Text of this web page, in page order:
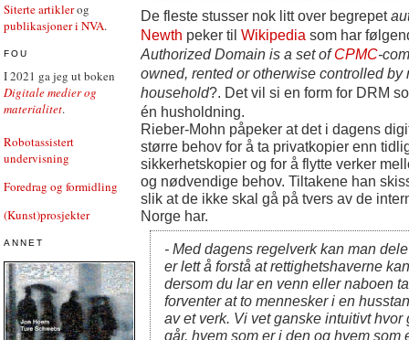
Siterte artiklerog
publikasjoner i NVA.
FOU
I 2021 ga jeg ut boken
Digitale medier og
materialitet.
Robotassistert
undervisning
Foredrag og formidling
(Kunst)prosjekter
ANNET
De fleste stusser nok litt over begrepet
Newth peker til Wikipedia som har
Authorized Domain is a set ofCPMC-
owned, rented or otherwise controlled by
household?. Det vil si en form for DRM
én husholdning.
Rieber-Mohn påpeker at det i dagens
større behov for å ta privatkopier enn
sikkerhetskopier og for å flytte verker
og nødvendige behov. Tiltakene han
slik at de ikke skal gå på tvers av de
Norge har.
- Med dagens regelverk kan man
er lett å forstå at rettighetshaverne
dersom du lar en venn eller naboen
forventer at to mennesker i en
av et verk. Vi vet ganske intuitivt hvor
går, hvem som er i den og hvem som